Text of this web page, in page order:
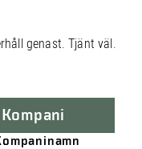
genast. Tjänt väl.
Kompani